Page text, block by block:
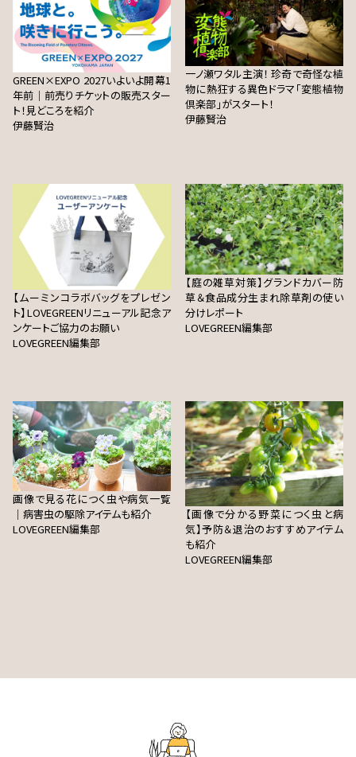
GREEN×EXPO 2027いよいよ開幕1
年前｜前売りチケットの販売スター
ト！見どころを紹介
伊藤賢治
一ノ瀬ワタル主演！ 珍奇で奇怪な植
物に熱狂する異色ドラマ「変態植物
倶楽部」がスタート！
伊藤賢治
【ムーミンコラボバッグをプレゼン
ト】LOVEGREENリニューアル記念ア
ンケートご協力のお願い
LOVEGREEN編集部
【庭の雑草対策】グランドカバー防
草＆食品成分生まれ除草剤の使い
分けレポート
LOVEGREEN編集部
画像で見る花につく虫や病気一覧
｜病害虫の駆除アイテムも紹介
LOVEGREEN編集部
【画像で分かる野菜につく虫と病
気】予防＆退治のおすすめアイテム
も紹介
LOVEGREEN編集部